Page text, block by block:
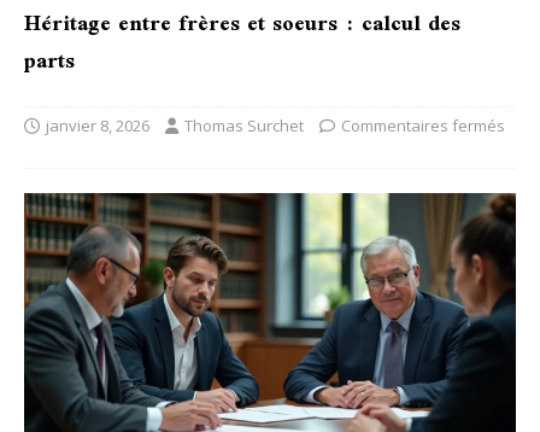
Héritage entre frères et soeurs : calcul des
parts
janvier 8, 2026 Thomas Surchet Commentaires fermés